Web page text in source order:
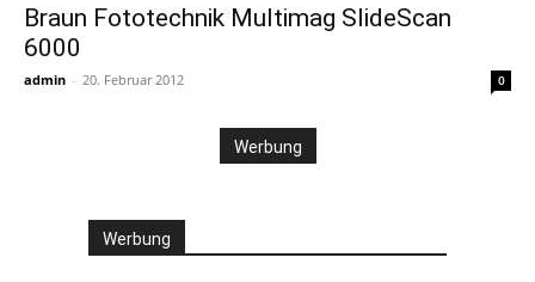
Braun Fototechnik Multimag SlideScan
6000
admin - 20. Februar 2012 0
Werbung
Werbung